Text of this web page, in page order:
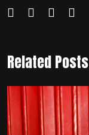
Related Posts